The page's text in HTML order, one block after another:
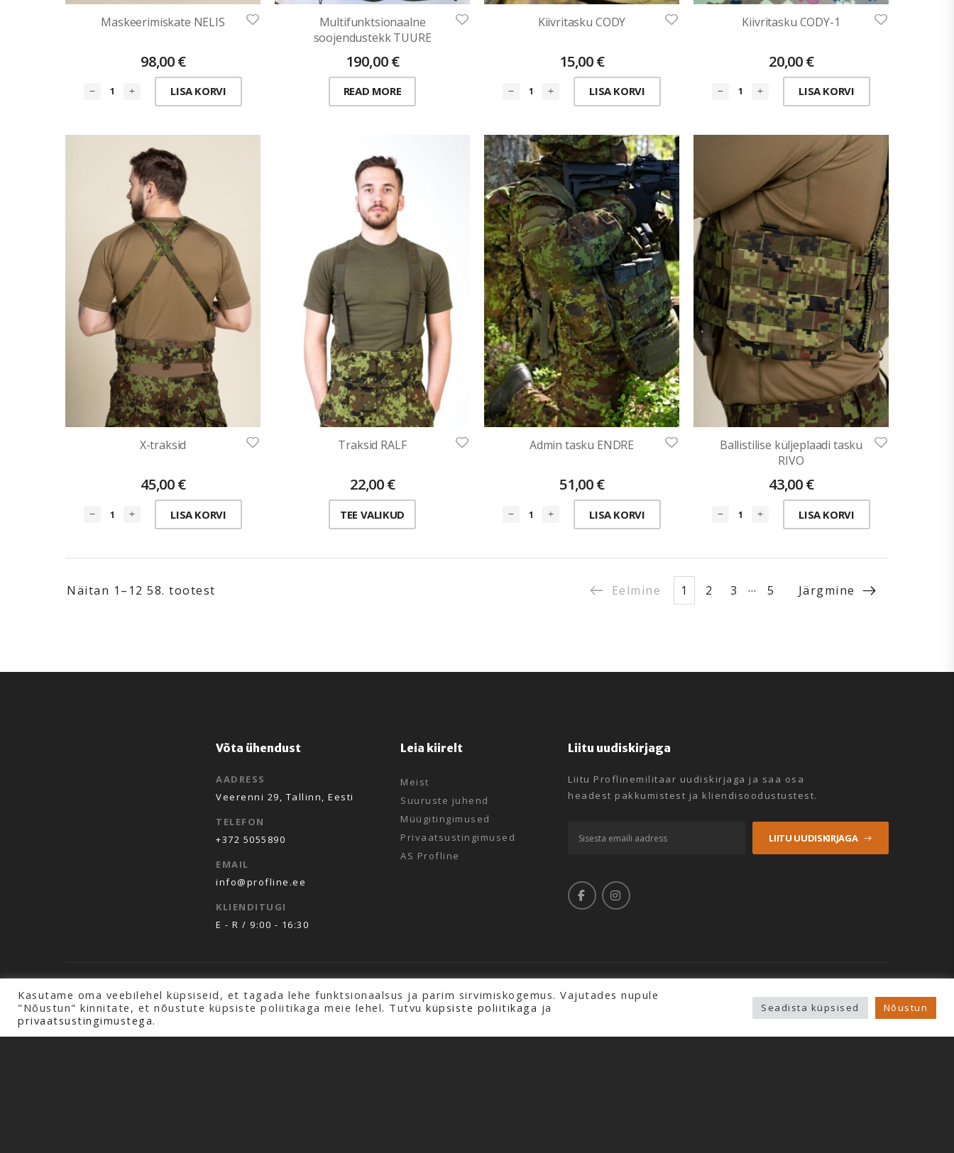
Maskeerimiskate NELIS
98,00€
LISA KORVI
Multifunktsionaalne
soojendustekk TUURE
190,00€
READ MORE
Kiivritasku CODY
15,00€
LISA KORVI
Kiivritasku CODY-1
20,00€
LISA KORVI
X-traksid
45,00€
LISA KORVI
Traksid RALF
22,00€
TEE VALIKUD
Admin tasku ENDRE
51,00€
LISA KORVI
Ballistilise küljeplaadi tasku
RIVO
43,00€
LISA KORVI
Näitan 1–12 58. tootest Eelmine 1 2 3 … 5 Järgmine
Võta ühendust
AADRESS
Veerenni 29, Tallinn, Eesti
TELEFON
+372 5055890
EMAIL
info@profline.ee
KLIENDITUGI
E - R / 9:00 - 16:30
Leia kiirelt
Meist
Suuruste juhend
Müügitingimused
Privaatsustingimused
AS Profline
Liitu uudiskirjaga
Liitu Proflinemilitaar uudiskirjaga ja saa osa
headest pakkumistest ja kliendisoodustustest.
LIITU UUDISKIRJAGA
Copyright © 2026 Profline AS. Kõik õigused kaitstud.
Kasutame oma veebilehel küpsiseid, et tagada lehe funktsionaalsus ja parim sirvimiskogemus. Vajutades nupule
"Nõustun" kinnitate, et nõustute küpsiste poliitikaga meie lehel. Tutvu küpsiste poliitikaga ja
privaatsustingimustega.
Seadista küpsised Nõustun